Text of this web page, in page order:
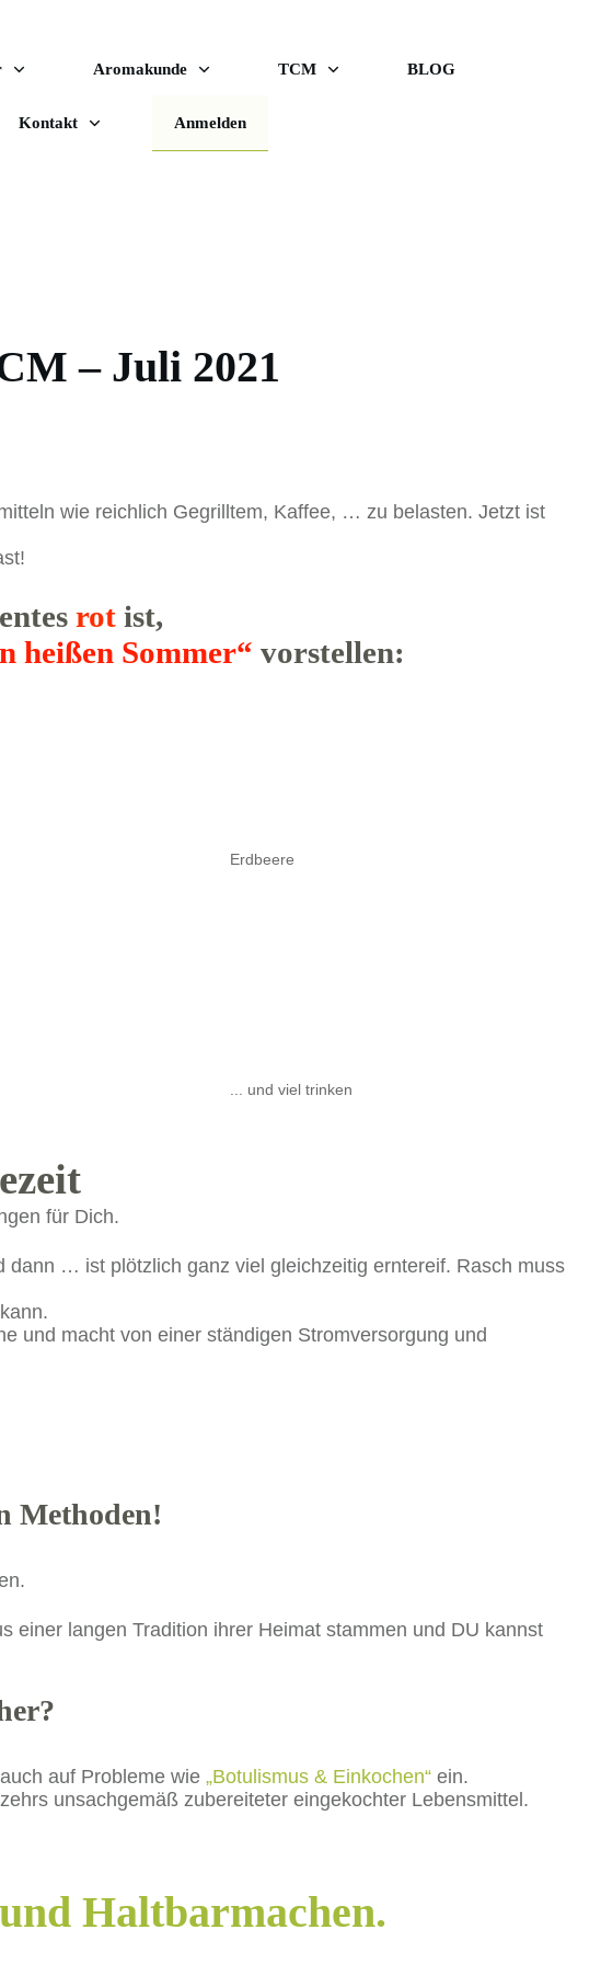
Aromakunde TCM BLOG
Kontakt Anmelden
– Juli 2021
wie reichlich Gegrilltem, Kaffee, … zu belasten. Jetzt ist
rot ist,
heißen Sommer“ vorstellen:
Erdbeere
... und viel trinken
für Dich.
… ist plötzlich ganz viel gleichzeitig erntereif. Rasch muss
und macht von einer ständigen Stromversorgung und
Methoden!
einer langen Tradition ihrer Heimat stammen und DU kannst
auf Probleme wie „Botulismus & Einkochen“ ein.
unsachgemäß zubereiteter eingekochter Lebensmittel.
Haltbarmachen.